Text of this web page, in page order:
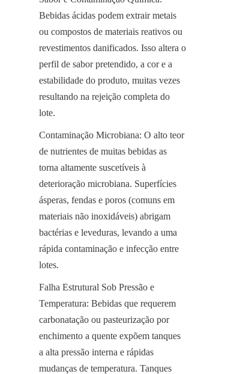
Bebidas ácidas podem extrair metais
ou compostos de materiais reativos ou
revestimentos danificados. Isso altera o
perfil de sabor pretendido, a cor e a
estabilidade do produto, muitas vezes
resultando na rejeição completa do
lote.
Contaminação Microbiana: O alto teor
de nutrientes de muitas bebidas as
torna altamente suscetíveis à
deterioração microbiana. Superfícies
ásperas, fendas e poros (comuns em
materiais não inoxidáveis) abrigam
bactérias e leveduras, levando a uma
rápida contaminação e infecção entre
lotes.
Falha Estrutural Sob Pressão e
Temperatura: Bebidas que requerem
carbonatação ou pasteurização por
enchimento a quente expõem tanques
a alta pressão interna e rápidas
mudanças de temperatura. Tanques